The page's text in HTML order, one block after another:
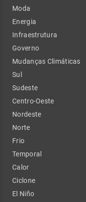
Moda
Energia
Infraestrutura
Governo
Mudanças Climáticas
Sul
Sudeste
Centro-Oeste
Nordeste
Norte
Frio
Temporal
Calor
Ciclone
El Niño